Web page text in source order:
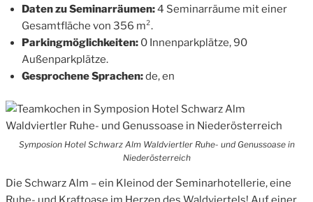
Daten zu Seminarräumen:4 Seminarräume mit einer
Gesamtfläche von 356 m².
Parkingmöglichkeiten: 0 Innenparkplätze, 90
Außenparkplätze.
Gesprochene Sprachen:de, en
Symposion Hotel Schwarz Alm Waldviertler Ruhe- und Genussoase in
Niederösterreich
Die Schwarz Alm – ein Kleinod der Seminarhotellerie, eine